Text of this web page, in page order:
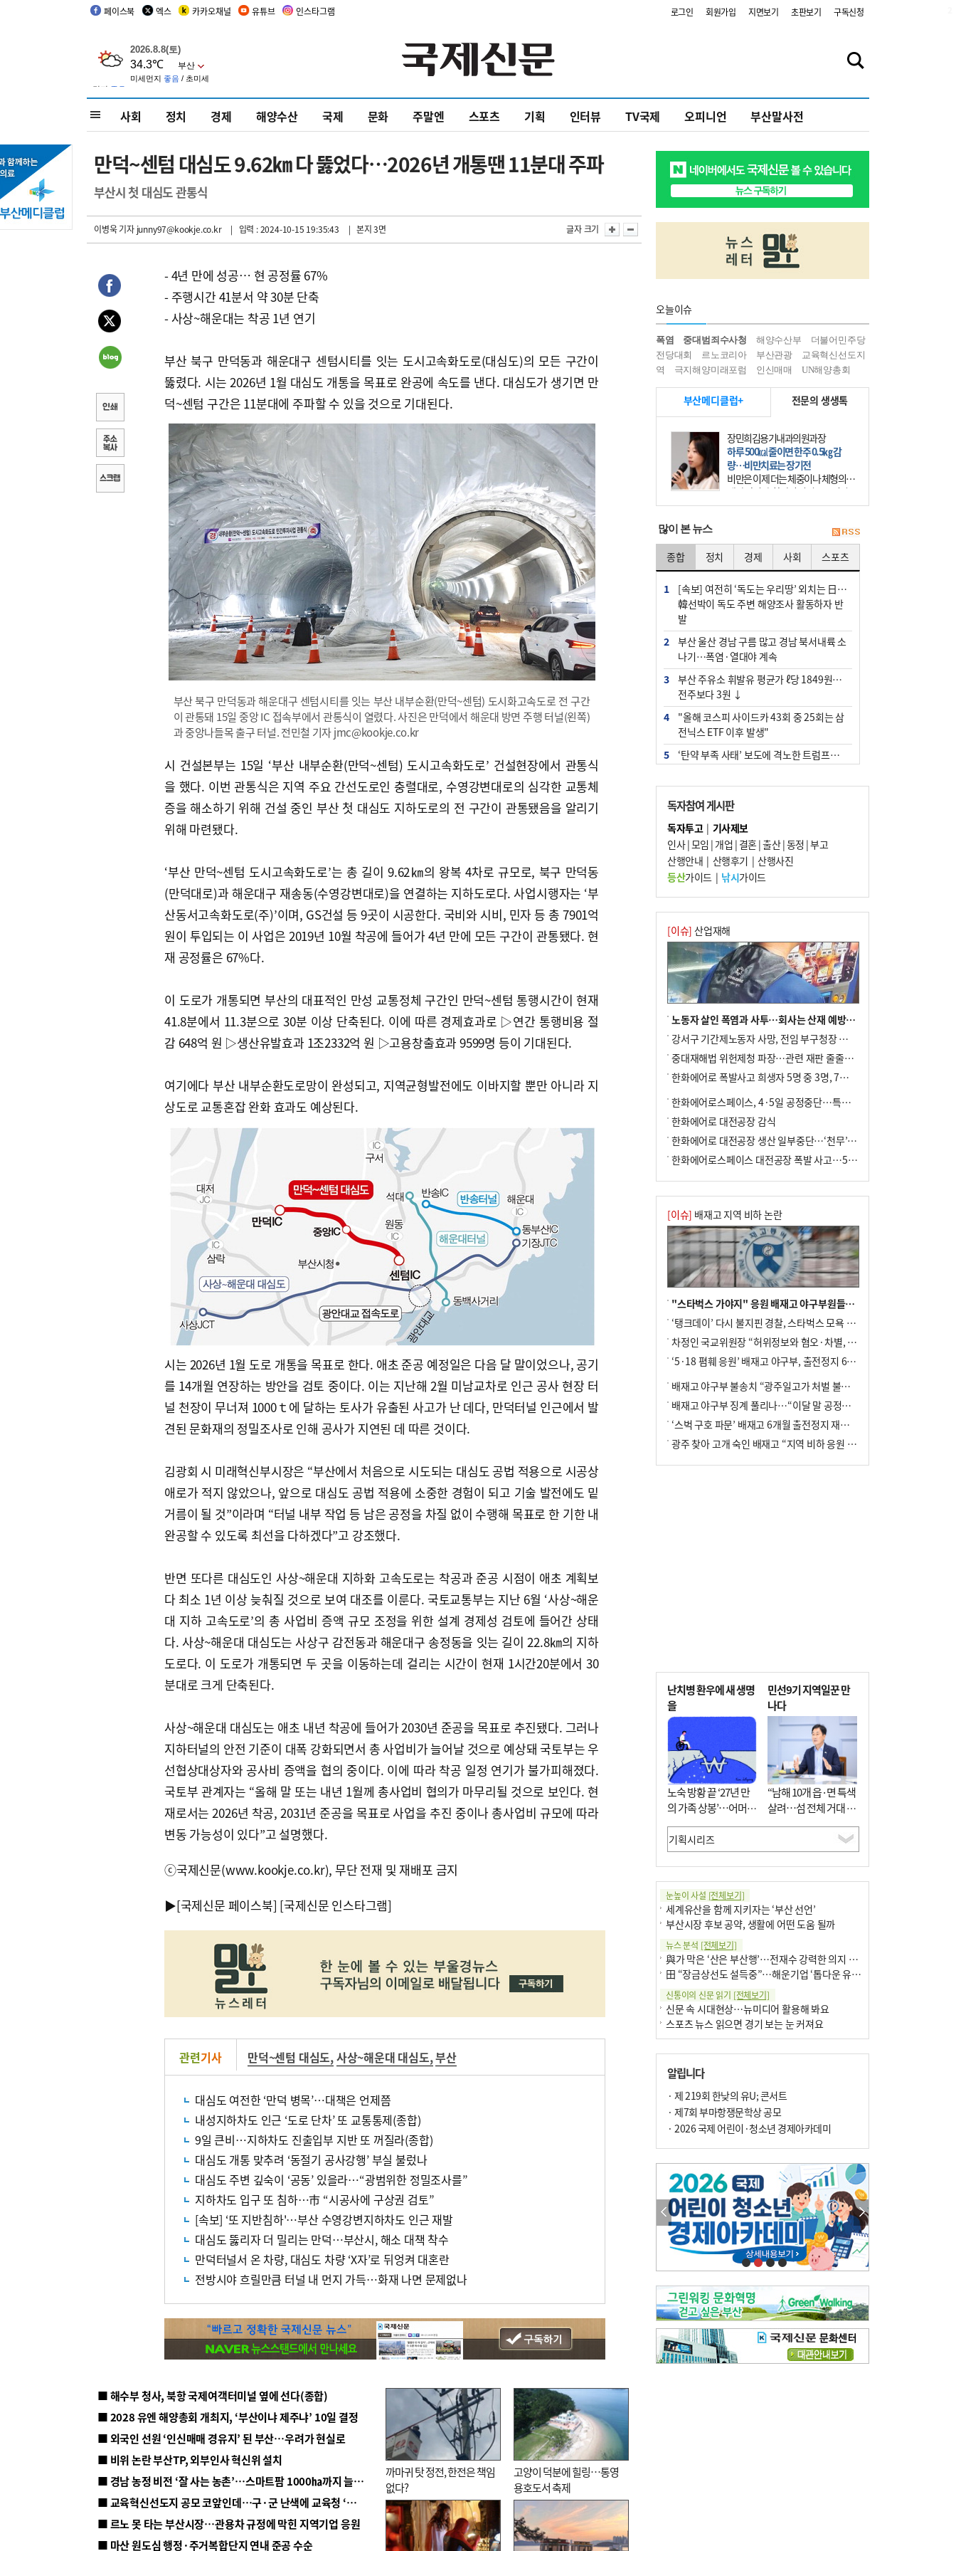
페이스북 엑스 카카오채널 유튜브 인스타그램 로그인 회원가입 지면보기 초판보기 구독신청
사회 정치 경제 해양수산 국제 문화 주말엔 스포츠 기획 인터뷰 TV국제 오피니언 부산말사전
만덕~센텀 대심도 9.62㎞ 다 뚫었다…2026년 개통땐 11분대 주파
부산시 첫 대심도 관통식
이병욱 기자junny97@kookje.co.kr | 입력 : 2024-10-15 19:35:43 | 본지 3면 글자 크기
- 4년 만에 성공… 현 공정률 67%
- 주행시간 41분서 약 30분 단축
- 사상~해운대는 착공 1년 연기
부산 북구 만덕동과 해운대구 센텀시티를 잇는 도시고속화도로(대심도)의 모든 구간이
뚫렸다. 시는 2026년 1월 대심도 개통을 목표로 완공에 속도를 낸다. 대심도가 생기면 만
덕~센텀 구간은 11분대에 주파할 수 있을 것으로 기대된다.
부산 북구 만덕동과 해운대구 센텀시티를 잇는 부산 내부순환(만덕~센텀) 도시화고속도로 전 구간
이 관통돼 15일 중앙 IC 접속부에서 관통식이 열렸다. 사진은 만덕에서 해운대 방면 주행 터널(왼쪽)
과 중앙나들목 출구 터널. 전민철 기자 jmc@kookje.co.kr
시 건설본부는 15일 ‘부산 내부순환(만덕~센텀) 도시고속화도로’ 건설현장에서 관통식
을 했다. 이번 관통식은 지역 주요 간선도로인 충렬대로, 수영강변대로의 심각한 교통체
증을 해소하기 위해 건설 중인 부산 첫 대심도 지하도로의 전 구간이 관통됐음을 알리기
위해 마련됐다.
‘부산 만덕~센텀 도시고속화도로’는 총 길이 9.62㎞의 왕복 4차로 규모로, 북구 만덕동
(만덕대로)과 해운대구 재송동(수영강변대로)을 연결하는 지하도로다. 사업시행자는 ‘부
산동서고속화도로(주)’이며, GS건설 등 9곳이 시공한다. 국비와 시비, 민자 등 총 7901억
원이 투입되는 이 사업은 2019년 10월 착공에 들어가 4년 만에 모든 구간이 관통됐다. 현
재 공정률은 67%다.
이 도로가 개통되면 부산의 대표적인 만성 교통정체 구간인 만덕~센텀 통행시간이 현재
41.8분에서 11.3분으로 30분 이상 단축된다. 이에 따른 경제효과로 ▷연간 통행비용 절
감 648억 원 ▷생산유발효과 1조2332억 원 ▷고용창출효과 9599명 등이 기대된다.
여기에다 부산 내부순환도로망이 완성되고, 지역균형발전에도 이바지할 뿐만 아니라 지
상도로 교통혼잡 완화 효과도 예상된다.
시는 2026년 1월 도로 개통을 목표로 한다. 애초 준공 예정일은 다음 달 말이었으나, 공기
를 14개월 연장하는 방안을 검토 중이다. 이는 지난해 2월 미남교차로 인근 공사 현장 터
널 천장이 무너져 1000ｔ에 달하는 토사가 유출된 사고가 난 데다, 만덕터널 인근에서 발
견된 문화재의 정밀조사로 인해 공사가 지연된 데 따른 것이다.
김광회 시 미래혁신부시장은 “부산에서 처음으로 시도되는 대심도 공법 적용으로 시공상
애로가 적지 않았으나, 앞으로 대심도 공법 적용에 소중한 경험이 되고 기술 발전에도 밑
거름이 될 것”이라며 “터널 내부 작업 등 남은 공정을 차질 없이 수행해 목표로 한 기한 내
완공할 수 있도록 최선을 다하겠다”고 강조했다.
반면 또다른 대심도인 사상~해운대 지하화 고속도로는 착공과 준공 시점이 애초 계획보
다 최소 1년 이상 늦춰질 것으로 보여 대조를 이룬다. 국토교통부는 지난 6월 ‘사상~해운
대 지하 고속도로’의 총 사업비 증액 규모 조정을 위한 설계 경제성 검토에 들어간 상태
다. 사상~해운대 대심도는 사상구 감전동과 해운대구 송정동을 잇는 길이 22.8㎞의 지하
도로다. 이 도로가 개통되면 두 곳을 이동하는데 걸리는 시간이 현재 1시간20분에서 30
분대로 크게 단축된다.
사상~해운대 대심도는 애초 내년 착공에 들어가 2030년 준공을 목표로 추진됐다. 그러나
지하터널의 안전 기준이 대폭 강화되면서 총 사업비가 늘어날 것으로 예상돼 국토부는 우
선협상대상자와 공사비 증액을 협의 중이다. 이에 따라 착공 일정 연기가 불가피해졌다.
국토부 관계자는 “올해 말 또는 내년 1월께 총사업비 협의가 마무리될 것으로 보인다. 현
재로서는 2026년 착공, 2031년 준공을 목표로 사업을 추진 중이나 총사업비 규모에 따라
변동 가능성이 있다”고 설명했다.
ⓒ국제신문(www.kookje.co.kr), 무단 전재 및 재배포 금지
▶[국제신문 페이스북] [국제신문 인스타그램]
관련기사 만덕~센텀 대심도,사상~해운대 대심도,부산
대심도 여전한 ‘만덕 병목’…대책은 언제쯤
내성지하차도 인근 ‘도로 단차’ 또 교통통제(종합)
9일 큰비…지하차도 진출입부 지반 또 꺼질라(종합)
대심도 개통 맞추려 ‘동절기 공사강행’ 부실 불렀나
대심도 주변 깊숙이 ‘공동’ 있을라…“광범위한 정밀조사를”
지하차도 입구 또 침하…市 “시공사에 구상권 검토”
[속보] ‘또 지반침하'…부산 수영강변지하차도 인근 재발
대심도 뚫리자 더 밀리는 만덕…부산시, 해소 대책 착수
만덕터널서 온 차량, 대심도 차량 ‘X자’로 뒤엉켜 대혼란
전방시야 흐릴만큼 터널 내 먼지 가득…화재 나면 문제없나
■ 해수부 청사, 북항 국제여객터미널 옆에 선다(종합)
■ 2028 유엔 해양총회 개최지, ‘부산이냐 제주냐’ 10일 결정
■ 외국인 선원 ‘인신매매 경유지’ 된 부산…우려가 현실로
■ 비위 논란 부산TP, 외부인사 혁신위 설치
■ 경남 농정 비전 ‘잘 사는 농촌’…스마트팜 1000㏊까지 늘린다
■ 교육혁신선도지 공모 코앞인데…구·군 난색에 교육청 ‘쩔쩔’
■ 르노 못 타는 부산시장…관용차 규정에 막힌 지역기업 응원
■ 마산 원도심 행정·주거복합단지 연내 준공 수순
까마귀 탓 정전, 한전은 책임
없다?
고양이 덕분에 힐링…통영
용호도서 축제
오늘이슈
폭염 중대범죄수사청 해양수산부
더불어민주당
전당대회
르노코리아 부산관광
교육혁신선도지
역
극지해양미래포럼 인신매매 UN해양총회
부산메디클럽+ 전문의 생생톡
장민희김용기내과의원과장
하루 500㎉ 줄이면 한주 0.5㎏ 감
량…비만치료는 장기전
비만은 이제 더는 체중이나 체형의 문
제가 아니다. 하나의 질병으로 인지
하고 치료와 관리를 해야 한다. 세계
많이 본 뉴스
종합 정치 경제 사회 스포츠
1
[속보] 여전히 ‘독도는 우리땅’ 외치는 日…
韓선박이 독도 주변 해양조사 활동하자 반
발
2
부산 울산 경남 구름 많고 경남 북서내륙 소
나기…폭염·열대야 계속
3
부산 주유소 휘발유 평균가 ℓ당 1849원…
전주보다 3원 ↓
4
"올해 코스피 사이드카 43회 중 25회는 삼
전닉스 ETF 이후 발생"
5
‘탄약 부족 사태’ 보도에 격노한 트럼프…
과…“현재는 부적절 행위 없어”
7
부산 앞바다에 기름 425ℓ 유출한 러시아 화
물선 적발
8
입추 지났지만 푹푹 찐다…온열질환자 10
년 만에 3배
10 서울 중랑구서 흉기 난동…60대 남성 2명
사망
독자참여 게시판
독자투고| 기사제보
인사|모임 | 개업 | 결혼|출산|동정 |부고
산행안내 | 산행후기 | 산행사진
등산가이드| 낚시가이드
[이슈] 산업재해
노동자 살인 폭염과 사투…회사는 산재 예방·전기료 절감 전력
강서구 기간제노동자 사망, 전임 부구청장 檢 송치
중대재해법 위헌제청 파장…관련 재판 줄줄이 브레이크
한화에어로 폭발사고 희생자 5명 중 3명, 7일 영면
한화에어로스페이스, 4·5일 공정중단…특별 안전점검
한화에어로 대전공장 감식
한화에어로 대전공장 생산 일부중단…‘천무’ 수출 비상
한화에어로스페이스 대전공장 폭발 사고…5명 사망·2명 부상(종합)
[이슈] 배재고 지역 비하 논란
"스타벅스 가야지" 응원 배재고 야구부원들, 학교서 징계 처분
‘탱크데이’ 다시 불지핀 경찰, 스타벅스 모욕 혐의 압수수색
차정인 국교위원장 “허위정보와 혐오·차별, 학교 교실까지 유입"
‘5·18 폄훼 응원’ 배재고 야구부, 출전정지 6개월→1개월 감경
배재고 야구부 불송치 “광주일고가 처벌 불원 의사 표해”
배재고 야구부 징계 풀리나…“이달 말 공정위서 재심의”
‘스벅 구호 파문’ 배재고 6개월 출전정지 재심 신청키로
광주 찾아 고개 숙인 배재고 “지역 비하 응원 잘못”(종합)
난치병 환우에 새 생명
을
노숙 방황 끝 ‘27년 만
의 가족 상봉’…어머니
와 행복 꿈꿔
민선9기 지역일꾼 만
나다
“남해 10개 읍·면 특색
살려…섬 전체 거대 정
원으로 조성”
눈높이 사설 [전체보기]
세계유산을 함께 지키자는 ‘부산 선언’
부산시장 후보 공약, 생활에 어떤 도움 될까
뉴스 분석 [전체보기]
與가 막은 ‘산은 부산행’…전재수 강력한 의지 표명 없인 공염불
田 “장금상선도 설득중”…해운기업 ‘톱다운 유치전’ 가속
신통이의 신문 읽기 [전체보기]
신문 속 시대현상…뉴미디어 활용해 봐요
스포츠 뉴스 읽으면 경기 보는 눈 커져요
구·군 승진 축하화분 관행 없애자니 소상공인 울상
팩트체크[전체보기]
의령 한우산 털중나리
한 손 뉴스[전체보기]
시민이 개발한 폭염 대응 앱 ‘그늘로’ 길안내 지도 등 인기
골목 맛집 발굴 고메 셀렉션…부산시, 페스티벌 시월 연계
오늘의 날씨-[전체보기]
오늘의 날씨- 2026년 8월 7일
오늘의 날씨- 2026년 8월 6일
우리 결혼해요-[전체보기]
우리 결혼해요- 김홍윤·정세빈 커플
알립니다
· 제 219회 한낮의 유U; 콘서트
· 제7회 부마항쟁문학상 공모
· 2026 국제 어린이·청소년 경제아카데미